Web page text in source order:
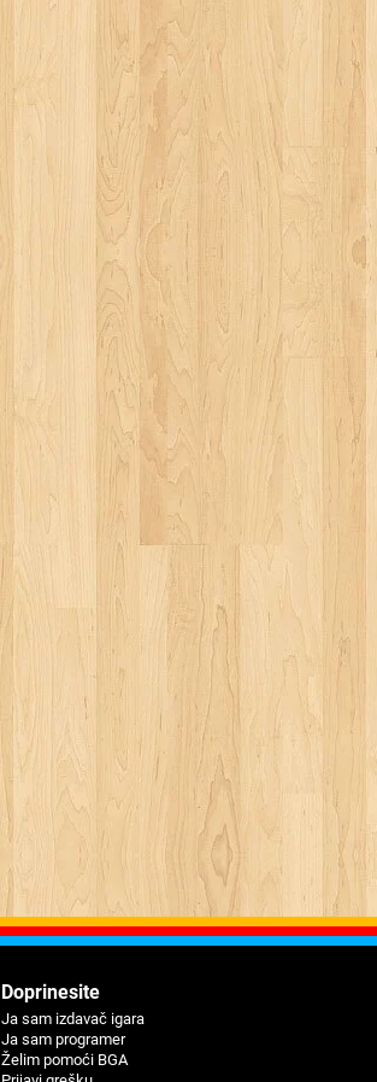
Doprinesite
Ja sam izdavač igara
Ja sam programer
Žеlim pomoći BGA